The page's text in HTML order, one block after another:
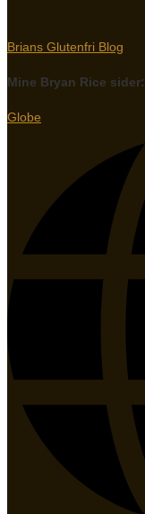
Brians Glutenfri Blog
Mine Bryan Rice sider:
Globe